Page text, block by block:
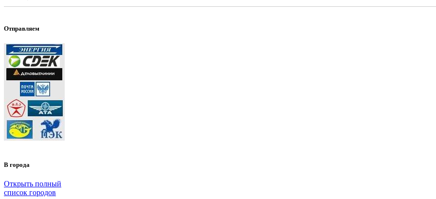
Отправляем
В города
Открыть полный
список городов